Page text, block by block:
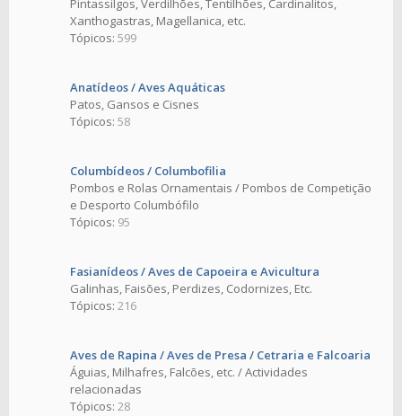
Pintassilgos, Verdilhões, Tentilhões, Cardinalitos,
Xanthogastras, Magellanica, etc.
Tópicos: 599
Anatídeos / Aves Aquáticas
Patos, Gansos e Cisnes
Tópicos: 58
Columbídeos / Columbofilia
Pombos e Rolas Ornamentais / Pombos de Competição
e Desporto Columbófilo
Tópicos: 95
Fasianídeos / Aves de Capoeira e Avicultura
Galinhas, Faisões, Perdizes, Codornizes, Etc.
Tópicos: 216
Aves de Rapina / Aves de Presa / Cetraria e Falcoaria
Águias, Milhafres, Falcões, etc. / Actividades
relacionadas
Tópicos: 28